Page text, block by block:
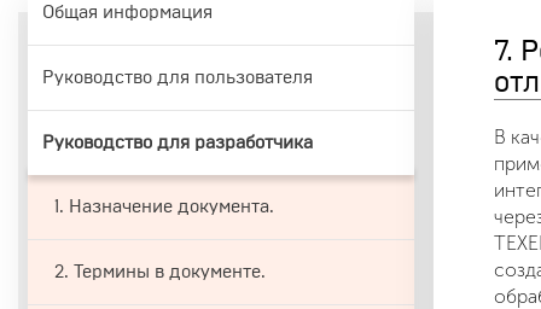
Общая информация
Руководство для пользователя
Руководство для разработчика
1. Назначение документа.
2. Термины в документе.
7.
В